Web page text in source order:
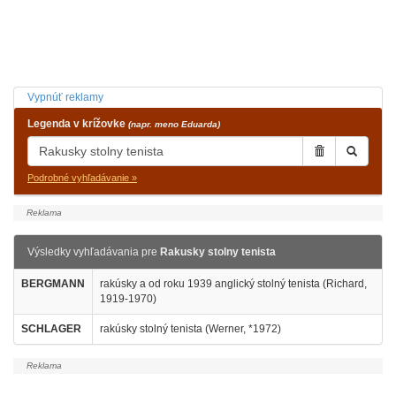
Vypnúť reklamy
Legenda v krížovke (napr. meno Eduarda)
Podrobné vyhľadávanie »
Výsledky vyhľadávania pre Rakusky stolny tenista
BERGMANN
rakúsky a od roku 1939 anglický stolný tenista (Richard,
1919-1970)
SCHLAGER rakúsky stolný tenista (Werner, *1972)